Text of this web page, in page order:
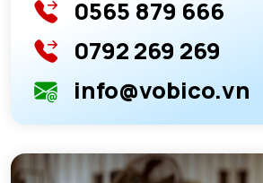
0565 879 666
0792 269 269
info@vobico.vn